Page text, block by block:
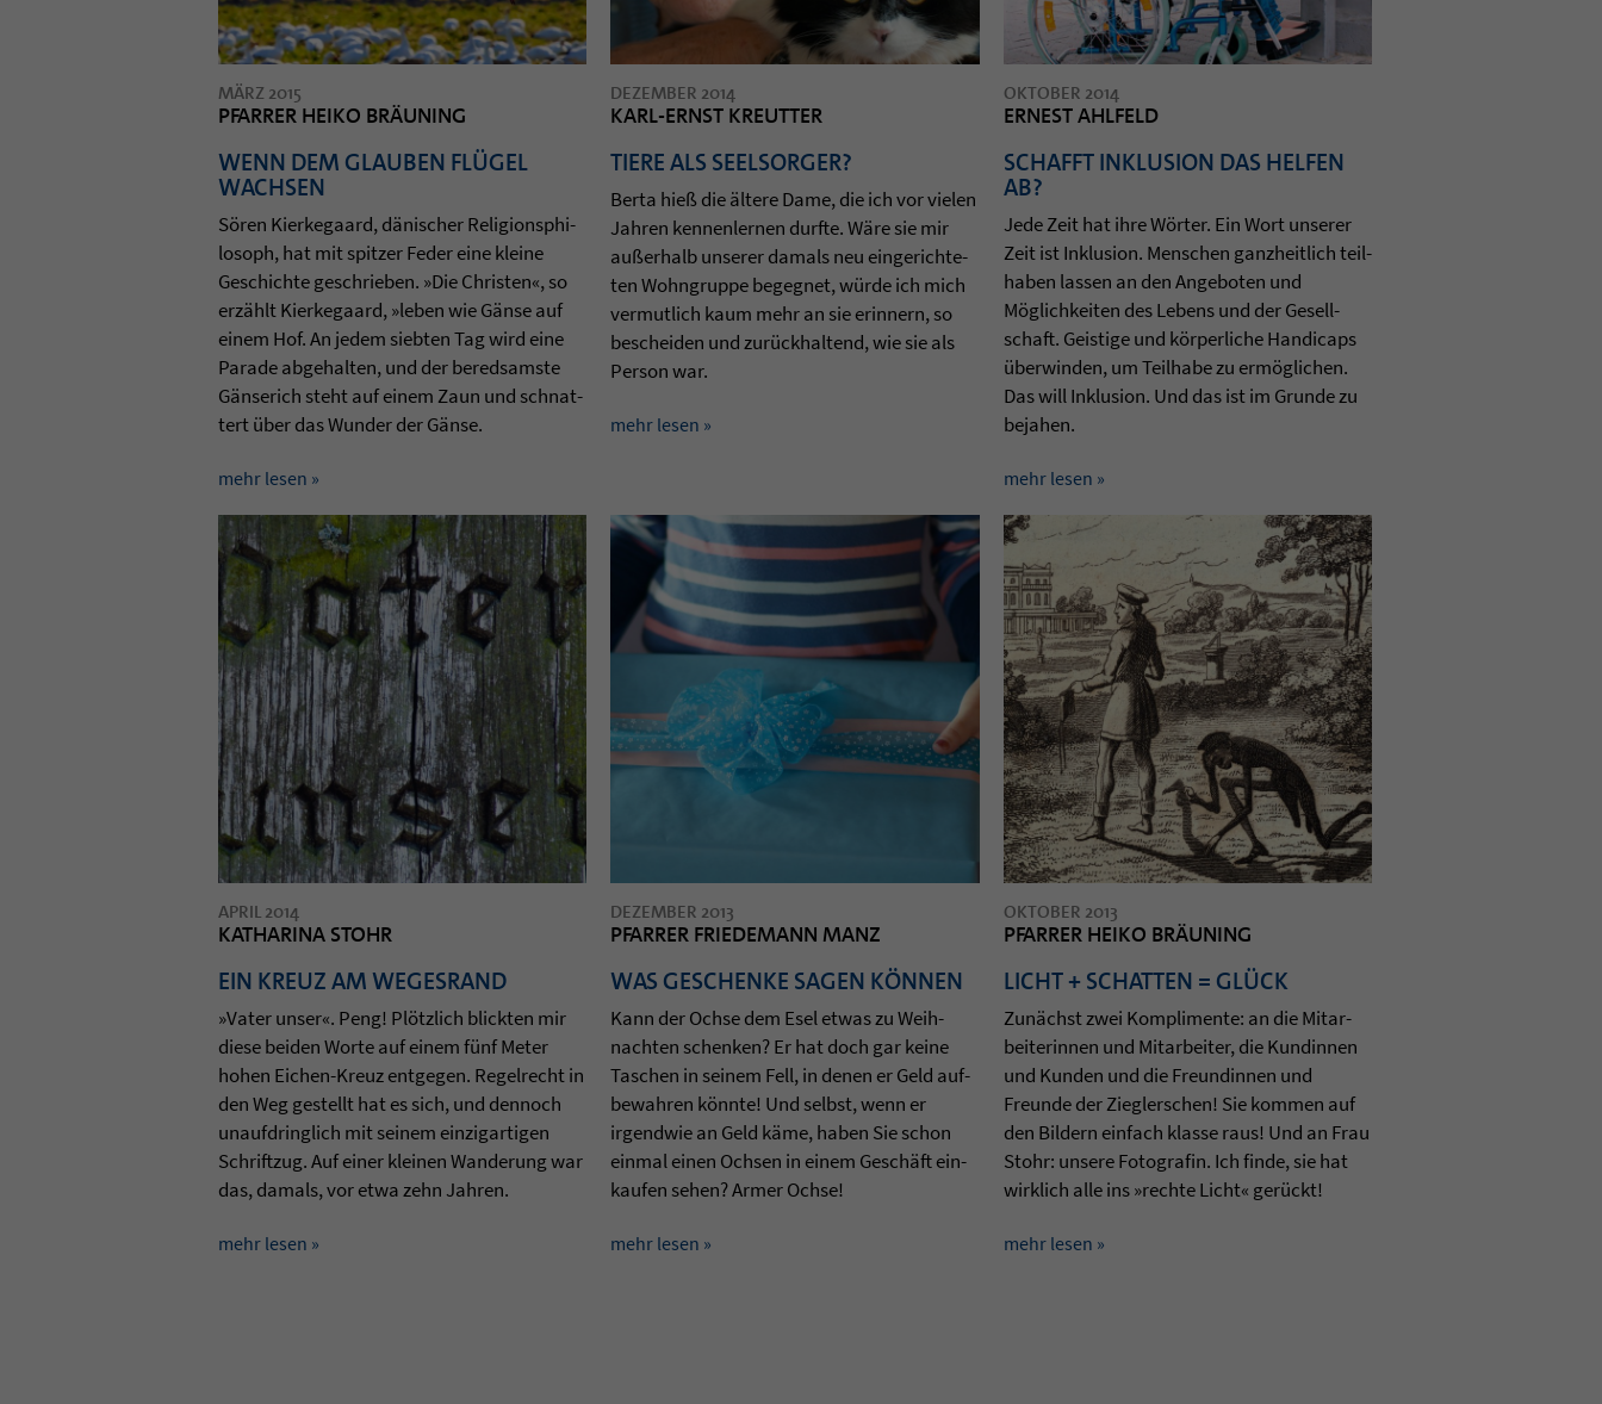
MÄRZ 2015
PFARRER HEIKO BRÄUNING
WENN DEM GLAUBEN FLÜGEL
WACHSEN
Sören Kier­ke­gaard, dänischer Reli­gi­ons­phi­
lo­soph, hat mit spit­zer Feder eine kleine
Geschichte geschrie­ben. »Die Chris­ten«, so
erzählt Kier­ke­gaard, »leben wie Gänse auf
einem Hof. An jedem sieb­ten Tag wird eine
Parade abge­hal­ten, und der bered­samste
Gänse­rich steht auf einem Zaun und schnat­
tert über das Wun­der der Gänse.
mehr lesen »
DEZEMBER 2014
KARL-ERNST KREUTTER
TIERE ALS SEELSORGER?
Berta hieß die ältere Dame, die ich vor vie­len
Jah­ren ken­nen­ler­nen durfte. Wäre sie mir
außerhalb unse­rer damals neu ein­ge­rich­te­
ten Wohn­gruppe begeg­net, würde ich mich
ver­mut­lich kaum mehr an sie erin­nern, so
beschei­den und zurückhal­tend, wie sie als
Per­son war.
mehr lesen »
OKTOBER 2014
ERNEST AHLFELD
SCHAFFT INKLUSION DAS HELFEN
AB?
Jede Zeit hat ihre Wörter. Ein Wort unse­rer
Zeit ist Inklu­sion. Men­schen ganz­heit­lich teil­
ha­ben las­sen an den Ange­bo­ten und
Möglich­kei­ten des Lebens und der Gesell­
schaft. Geis­tige und körper­li­che Han­di­caps
über­win­den, um Teil­habe zu ermögli­chen.
Das will Inklu­sion. Und das ist im Grunde zu
beja­hen.
mehr lesen »
APRIL 2014
KATHARINA STOHR
EIN KREUZ AM WEGESRAND
»Vater unser«. Peng! Plötzlich blick­ten mir
diese bei­den Worte auf einem fünf Meter
hohen Eichen-Kreuz ent­ge­gen. Regel­recht in
den Weg gestellt hat es sich, und den­noch
unauf­dring­lich mit sei­nem ein­zig­ar­ti­gen
Schrift­zug. Auf einer klei­nen Wan­de­rung war
das, damals, vor etwa zehn Jah­ren.
mehr lesen »
DEZEMBER 2013
PFARRER FRIEDEMANN MANZ
WAS GE­SCHENKE SAGEN KÖNNEN
Kann der Ochse dem Esel etwas zu Weih­
nach­ten schen­ken? Er hat doch gar keine
Taschen in sei­nem Fell, in denen er Geld auf­
be­wah­ren könnte! Und selbst, wenn er
irgend­wie an Geld käme, haben Sie schon
ein­mal einen Och­sen in einem Geschäft ein­
kau­fen sehen? Armer Ochse!
mehr lesen »
OKTOBER 2013
PFARRER HEIKO BRÄUNING
LICHT + SCHATTEN = GLÜCK
Zunächst zwei Kom­pli­mente: an die Mit­ar­
bei­te­rin­nen und Mit­ar­bei­ter, die Kun­din­nen
und Kun­den und die Freun­din­nen und
Freunde der Zieg­ler­schen! Sie kom­men auf
den Bil­dern ein­fach klasse raus! Und an Frau
Stohr: unsere Foto­gra­fin. Ich finde, sie hat
wirk­lich alle ins »rechte Licht« gerückt!
mehr lesen »